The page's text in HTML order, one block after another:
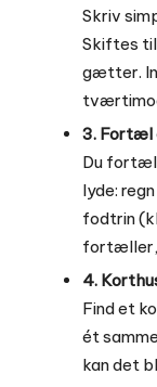
Skriv
Skiftes
gætter.
3. Fortæl
Du
lyde:
fodtrin
fortæller,
4.
Find et
ét
kan det